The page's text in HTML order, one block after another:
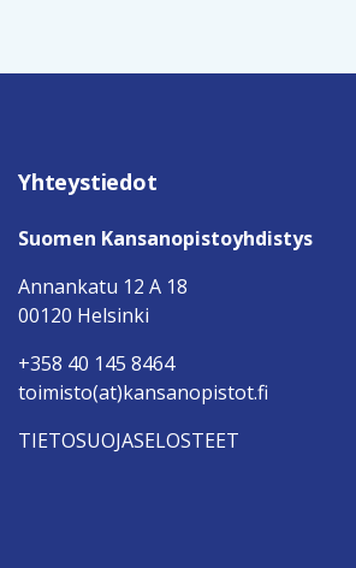
Yhteystiedot
Suomen Kansanopistoyhdistys
Annankatu 12 A 18
00120 Helsinki
+358 40 145 8464
toimisto(at)kansanopistot.fi
TIETOSUOJASELOSTEET